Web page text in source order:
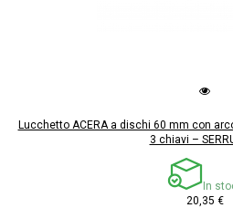
Lucchetto ACERA a dischi 60 mm con
3 chiavi –
In
20,35 €